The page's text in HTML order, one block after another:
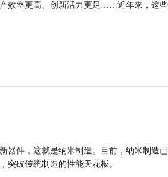
效率更高、创新活力更足……近年来，这
器件，这就是纳米制造。目前，纳米制造
突破传统制造的性能天花板。